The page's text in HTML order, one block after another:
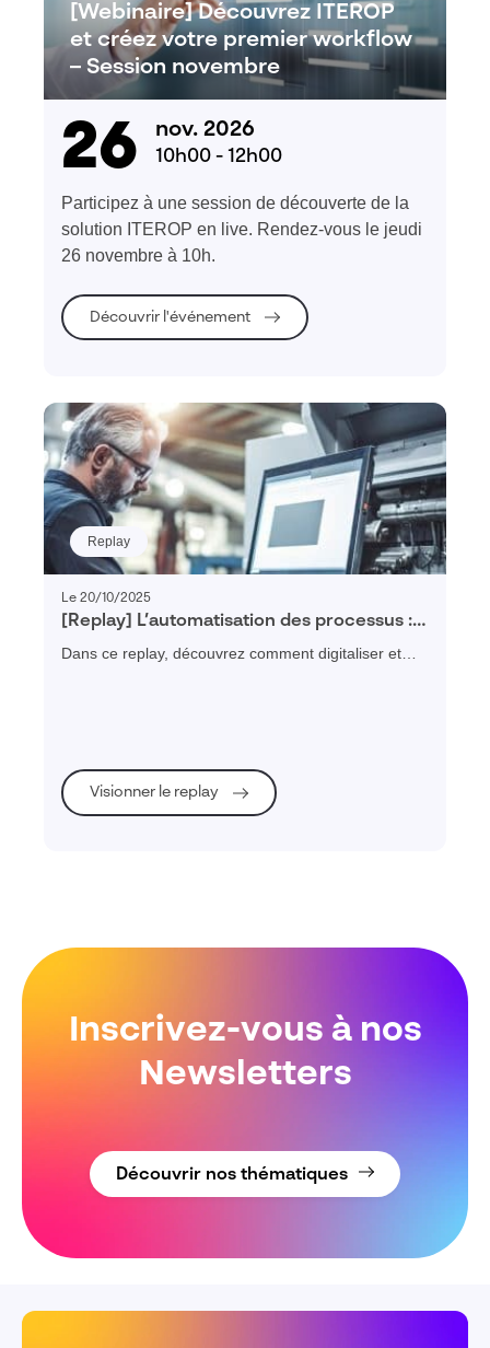
[Webinaire] Découvrez ITEROP
et créez votre premier workflow
– Session novembre
26 nov. 2026
10h00 - 12h00
Participez à une session de découverte de la
solution ITEROP en live. Rendez-vous le jeudi
26 novembre à 10h.
Découvrir l'événement
Replay
Le 20/10/2025
[Replay] L’automatisation des processus :
Comment structurer, digitaliser et piloter
vos processus métier
Dans ce replay, découvrez comment digitaliser et
Visionner le replay
Inscrivez-vous à nos
Newsletters
Découvrir nos thématiques